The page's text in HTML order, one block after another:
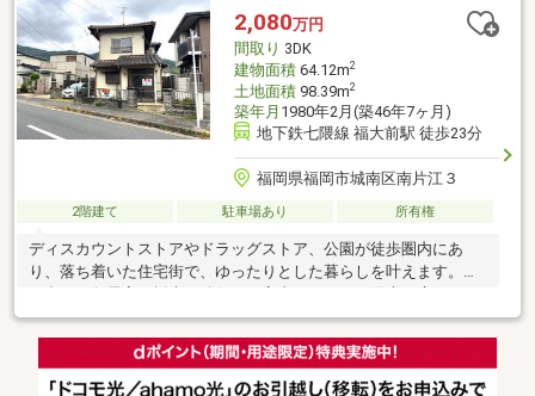
長住店 徒歩約4分(約250m)・ドラックストアコスモス西長住
店 徒歩約7分(約530m)・セブンイレブン樋井川4丁目店 徒歩約
5分(約330m)
2,080万円
間取り 3DK
建物面積64.12m2
土地面積98.39m2
築年月 1980年2月(築46年7ヶ月)
地下鉄七隈線 福大前駅 徒歩23分
福岡県福岡市城南区南片江３
2階建て 駐車場あり 所有権
ディスカウントストアやドラッグストア、公園が徒歩圏内にあ
り、落ち着いた住宅街で、ゆったりとした暮らしを叶えます。窓
3DK。在宅時間が長い方にも嬉しい住環境です。築40年の味わい
を活かしながら、自分好みにリフォームも楽しめます。「レトロ
感」と「暮らしやすさ」を両立した住まいです。窓が多く、室内
にやさしい陽光が広がる3DK。風通しも良く、季節を感じながら